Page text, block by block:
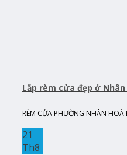
Lắp rèm cửa đẹp ở Nhân
RÈM CỬA PHƯỜNG NHÂN
21
Th8